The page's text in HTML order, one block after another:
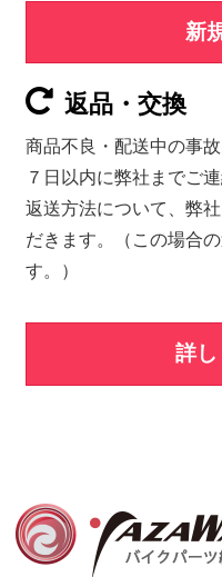
新
返品・交換
商品不良・配送中の事
７日以内に弊社までご
返送方法について、弊
だきます。（この場合
す。）
詳し